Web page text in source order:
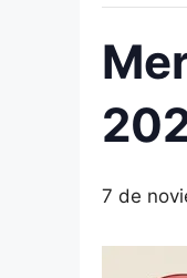
7 de